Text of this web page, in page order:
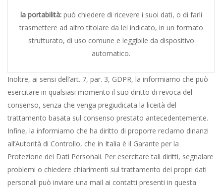
la portabilità:può chiedere di ricevere i suoi dati, o di farli
trasmettere ad altro titolare da lei indicato, in un formato
strutturato, di uso comune e leggibile da dispositivo
automatico.
Inoltre, ai sensi dell’art. 7, par. 3, GDPR, la informiamo che può
esercitare in qualsiasi momento il suo diritto di revoca del
consenso, senza che venga pregiudicata la liceità del
trattamento basata sul consenso prestato antecedentemente.
Infine, la informiamo che ha diritto di proporre reclamo dinanzi
all’Autorità di Controllo, che in Italia è il Garante per la
Protezione dei Dati Personali. Per esercitare tali diritti, segnalare
problemi o chiedere chiarimenti sul trattamento dei propri dati
personali può inviare una mail ai contatti presenti in questa